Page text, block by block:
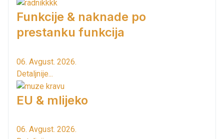
Funkcije & naknade po
prestanku funkcija
06. Avgust. 2026.
Detaljnije...
EU & mlijeko
06. Avgust. 2026.